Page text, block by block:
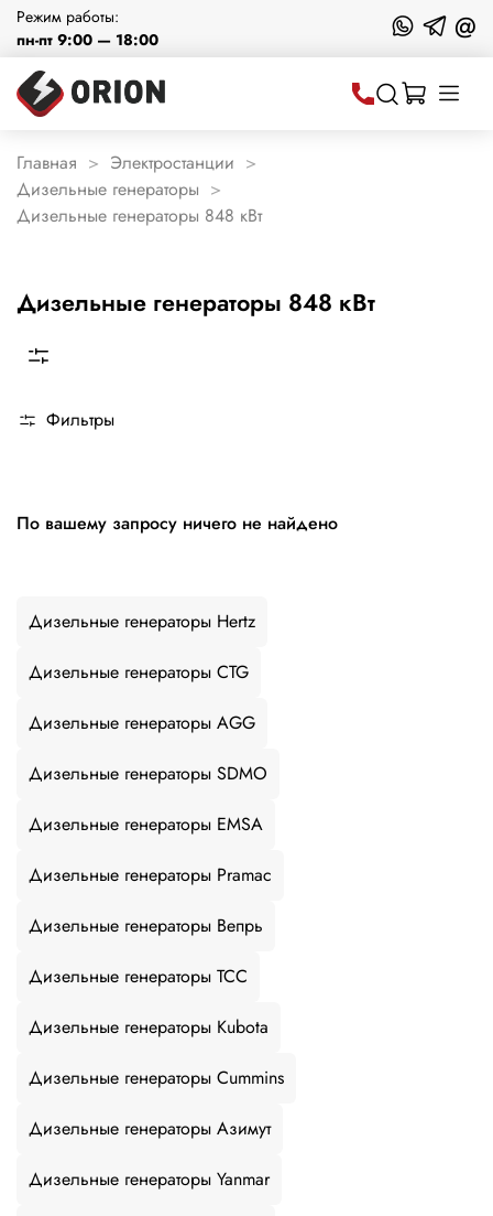
Режим работы:
пн-пт 9:00 — 18:00
@
Главная
Электростанции
Дизельные генераторы
Дизельные генераторы 848 кВт
Дизельные генераторы 848 кВт
Фильтры
По вашему запросу ничего не найдено
Дизельные генераторы Hertz
Дизельные генераторы CTG
Дизельные генераторы AGG
Дизельные генераторы SDMO
Дизельные генераторы EMSA
Дизельные генераторы Pramac
Дизельные генераторы Вепрь
Дизельные генераторы ТСС
Дизельные генераторы Kubota
Дизельные генераторы Cummins
Дизельные генераторы Азимут
Дизельные генераторы Yanmar